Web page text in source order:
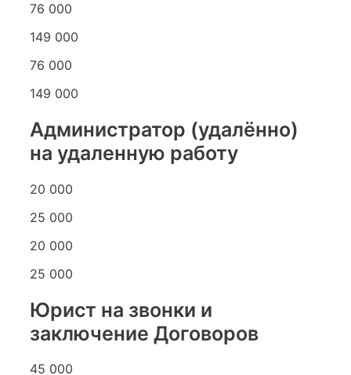
76 000
149 000
76 000
149 000
Администратор (удалённо)
на удаленную работу
20 000
25 000
20 000
25 000
Юрист на звонки и
заключение Договоров
45 000